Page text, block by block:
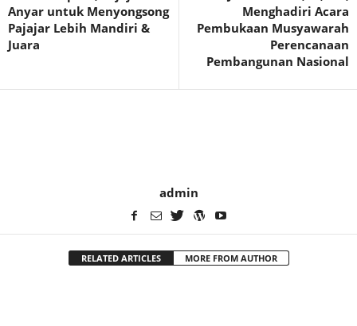
Anyar untuk Menyongsong
Pajajar Lebih Mandiri &
Juara
Menghadiri Acara
Pembukaan Musyawarah
Perencanaan
Pembangunan Nasional
admin
RELATED ARTICLES MORE FROM AUTHOR